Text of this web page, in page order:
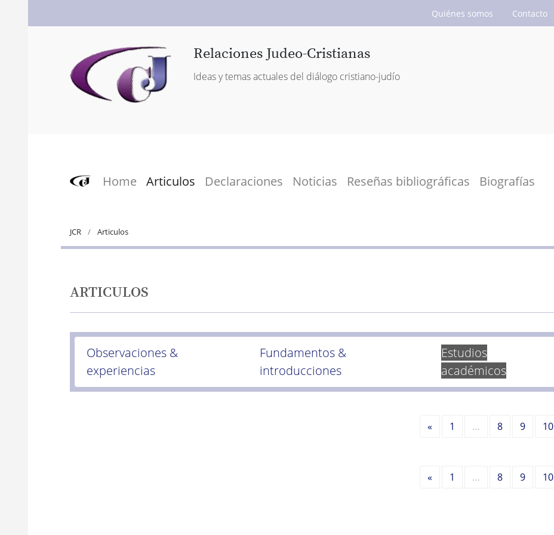
Quiénes somos Contacto
Relaciones Judeo-Cristianas
Ideas y temas actuales del diálogo cristiano-judío
Home Articulos Declaraciones Noticias Reseñas bibliográficas Biografías
JCR Articulos
ARTICULOS
Observaciones &
experiencias
Fundamentos &
introducciones
Estudios
académicos
« Anterior
1 … 8 9 10
« Anterior
1 … 8 9 10